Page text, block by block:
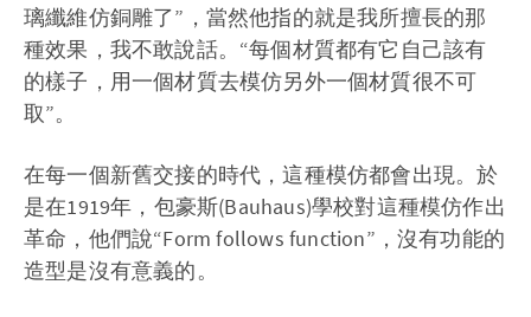
璃纖維仿銅雕了”，當然他指的就是我所擅長的那
種效果，我不敢說話。“每個材質都有它自己該有
的樣子，用一個材質去模仿另外一個材質很不可
取”。
在每一個新舊交接的時代，這種模仿都會出現。於
是在1919年，包豪斯(Bauhaus)學校對這種模仿作出
革命，他們說“Form follows function”，沒有功能的
造型是沒有意義的。